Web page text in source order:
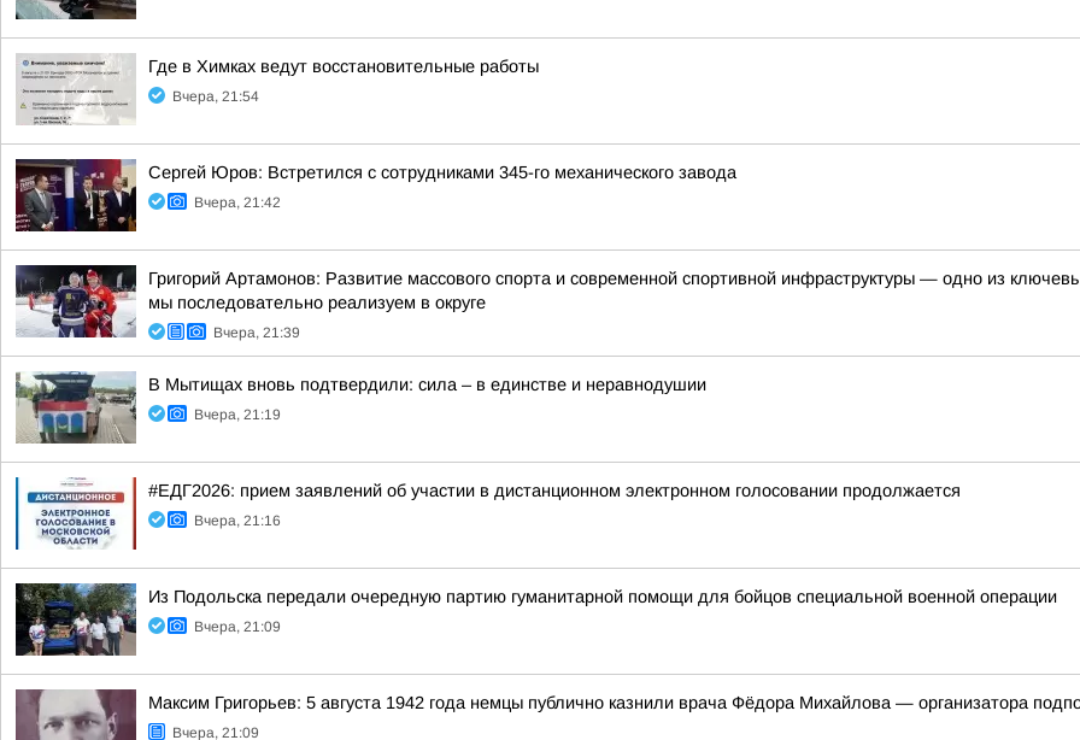
Где в Химках ведут восстановительные работы
Вчера, 21:54
Сергей Юров: Встретился с сотрудниками 345-го механического завода
Вчера, 21:42
Григорий Артамонов: Развитие массового спорта и современной спортивной инфраструктуры — одно из
мы последовательно реализуем в округе
Вчера, 21:39
В Мытищах вновь подтвердили: сила – в единстве и неравнодушии
Вчера, 21:19
#ЕДГ2026: прием заявлений об участии в дистанционном электронном голосовании продолжается
Вчера, 21:16
Из Подольска передали очередную партию гуманитарной помощи для бойцов специальной военной операции
Вчера, 21:09
Максим Григорьев: 5 августа 1942 года немцы публично казнили врача Фёдора Михайлова — организатора
Вчера, 21:09